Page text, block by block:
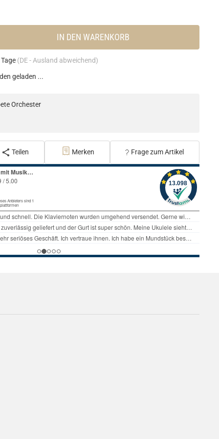
IN DEN WARENKORB
(DE - Ausland abweichend)
geladen ...
Orchester
Teilen Merken Frage zum Artikel